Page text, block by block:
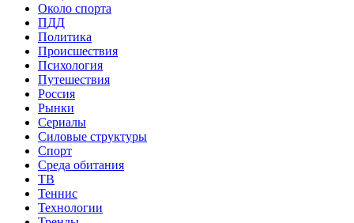
Около спорта
ПДД
Политика
Происшествия
Психология
Путешествия
Россия
Рынки
Сериалы
Силовые структуры
Спорт
Среда обитания
ТВ
Теннис
Технологии